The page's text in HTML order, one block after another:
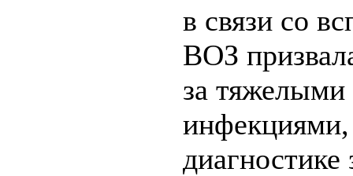
в связи со
ВОЗ
за
инфекциями,
диагностике